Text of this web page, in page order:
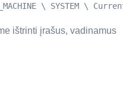
\ SYSTEM \
ištrinti įrašus, vadinamus